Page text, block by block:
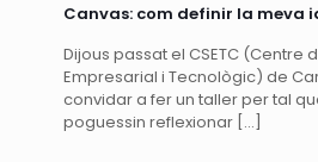
Canvas: com definir la meva
Dijous passat el CSETC (Centre
Empresarial i Tecnològic) de
convidar a fer un taller per tal
poguessin reflexionar […]